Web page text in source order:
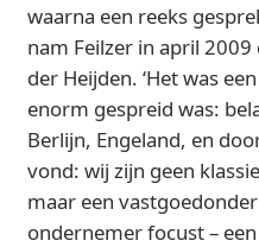
waarna een reeks
nam Feilzer in april
der Heijden. ‘Het was
enorm gespreid was:
Berlijn, Engeland, en
vond: wij zijn geen
maar een
ondernemer focust –